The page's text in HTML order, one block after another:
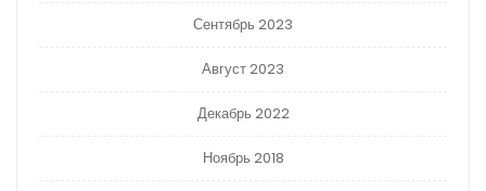
Сентябрь 2023
Август 2023
Декабрь 2022
Ноябрь 2018